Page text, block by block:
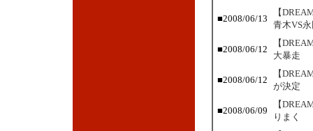
■2008/06/13
【
青木VS
■2008/06/12
【
大暴走
■2008/06/12
【
が決定
■2008/06/09
【
りまく